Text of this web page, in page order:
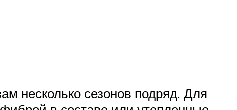
несколько сезонов подряд. Для